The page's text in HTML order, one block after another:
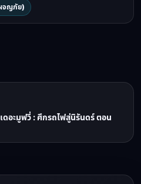
จญภัย)
อะมูฟวี่ : ศึกรถไฟสู่นิรันดร์ ตอน